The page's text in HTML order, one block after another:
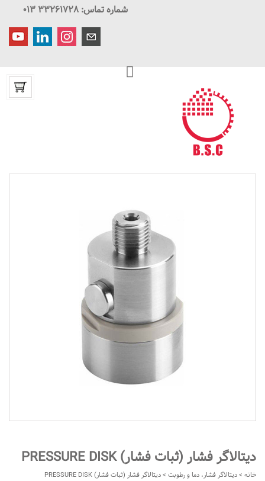
شماره تماس: ۳۳۲۶۱۷۲۸ ۰۱۳
دیتالاگر فشار (ثبات فشار) PRESSURE DISK
خانه >دیتالاگر فشار، دما و رطوبت > دیتالاگر فشار (ثبات فشار) PRESSURE DISK